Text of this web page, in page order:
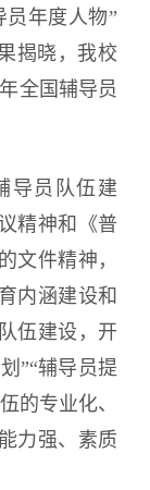
员年度人物”
揭晓，我校
全国辅导员
导员队伍建
精神和《普
文件精神，
内涵建设和
伍建设，开
”“辅导员提
的专业化、
力强、素质